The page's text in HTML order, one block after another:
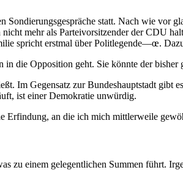
statt. Nach wie vor
mehr als Parteivorsitzender der CDU
spricht erstmal über Politlegende—œ.
die Opposition geht. Sie könnte der
Im Gegensatz zur Bundeshauptstadt gibt
ist einer Demokratie unwürdig.
Erfindung, an die ich mich mittlerweile
zu einem gelegentlichen Summen führt.